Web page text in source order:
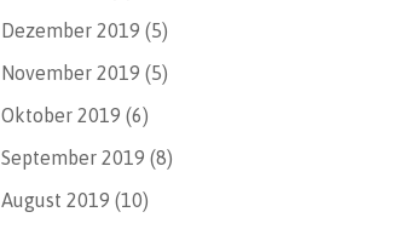
Dezember 2019 (5)
November 2019 (5)
Oktober 2019 (6)
September 2019 (8)
August 2019 (10)